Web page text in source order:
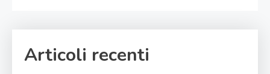
Articoli recenti